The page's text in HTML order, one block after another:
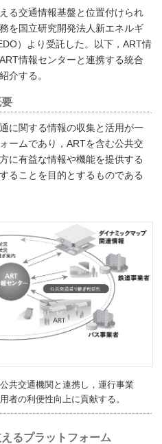
る交通情報基盤と位置付けられ
を国立研究開発法人新エネルギ
）より受託した。以下，ART情
情報センターと連携する統合
介する。
に関する情報の収集と活用が一
ームであり，ARTを含む公共交
に有益な情報や機能を提供する
ることを目的とするものである
共交通機関と連携し，運行事業
者の利便性向上に貢献する。
るプラットフォーム